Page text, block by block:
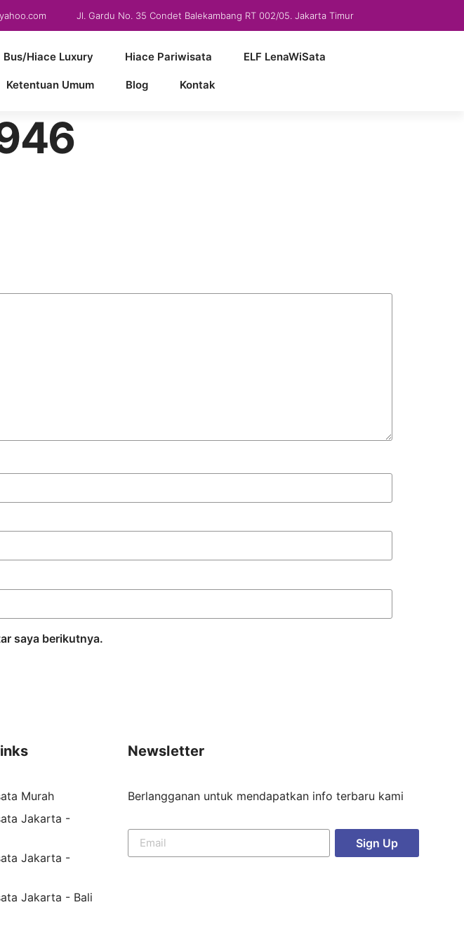
Jl. Gardu No. 35 Condet Balekambang RT 002/05. Jakarta Timur
Bus/Hiace Luxury Hiace Pariwisata ELF LenaWiSata
Ketentuan Umum Blog Kontak
saya berikutnya.
Murah
Jakarta -
Jakarta -
Jakarta - Bali
Newsletter
Berlangganan untuk mendapatkan info terbaru kami
Sign Up